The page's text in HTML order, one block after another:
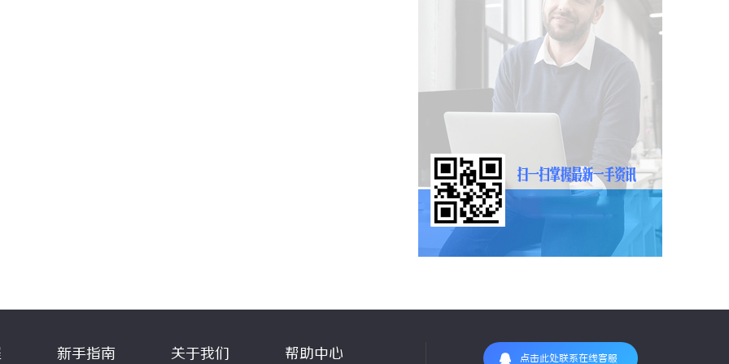
新手指南 关于我们 帮助中心 点击此处联系在线客服